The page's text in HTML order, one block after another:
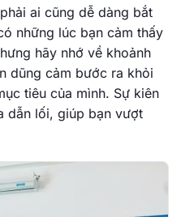
ai cũng dễ dàng bắt
những lúc bạn cảm thấy
hãy nhớ về khoảnh
dũng cảm bước ra khỏi
tiêu của mình. Sự kiên
dẫn lối, giúp bạn vượt